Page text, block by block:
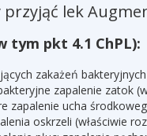
przyjąć lek
tym pkt 4.1 ChPL):
zakażeń
zapalenie zatok
zapalenie ucha
oskrzeli (właściwie